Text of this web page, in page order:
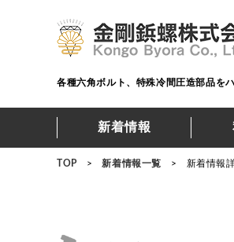
各種六角ボルト、特殊冷間圧造部品を
新着情報
TOP > 新着情報一覧 > 新着情報